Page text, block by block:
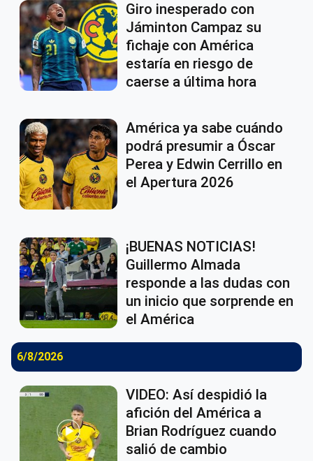
Giro inesperado con
Jáminton Campaz su
fichaje con América
estaría en riesgo de
caerse a última hora
América ya sabe cuándo
podrá presumir a Óscar
Perea y Edwin Cerrillo en
el Apertura 2026
¡BUENAS NOTICIAS!
Guillermo Almada
responde a las dudas con
un inicio que sorprende en
el América
6/8/2026
VIDEO: Así despidió la
afición del América a
Brian Rodríguez cuando
salió de cambio